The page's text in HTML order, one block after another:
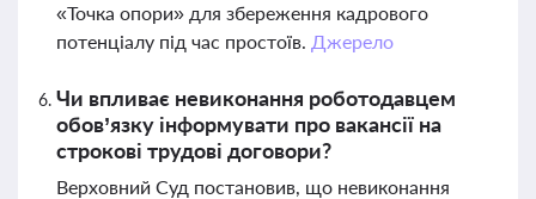
«Точка опори» для збереження кадрового
потенціалу під час простоїв. Джерело
Чи впливає невиконання роботодавцем
обов’язку інформувати про вакансії на
строкові трудові договори?
Верховний Суд постановив, що невиконання